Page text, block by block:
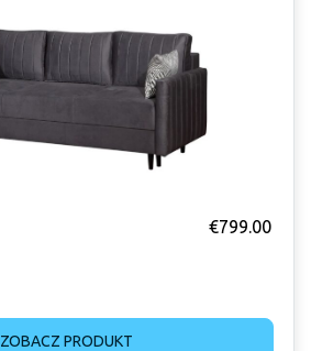
€799.00
ZOBACZ PRODUKT